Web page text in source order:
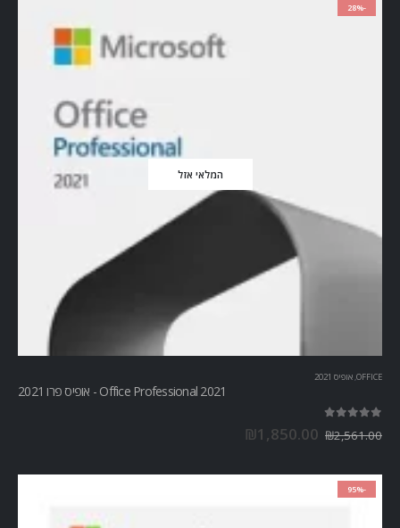
-28%
המלאי אזל
OFFICE
, אופיס 2021
Office Professional 2021 - אופיס פרו 2021
₪2,561.00
₪1,850.00
-95%